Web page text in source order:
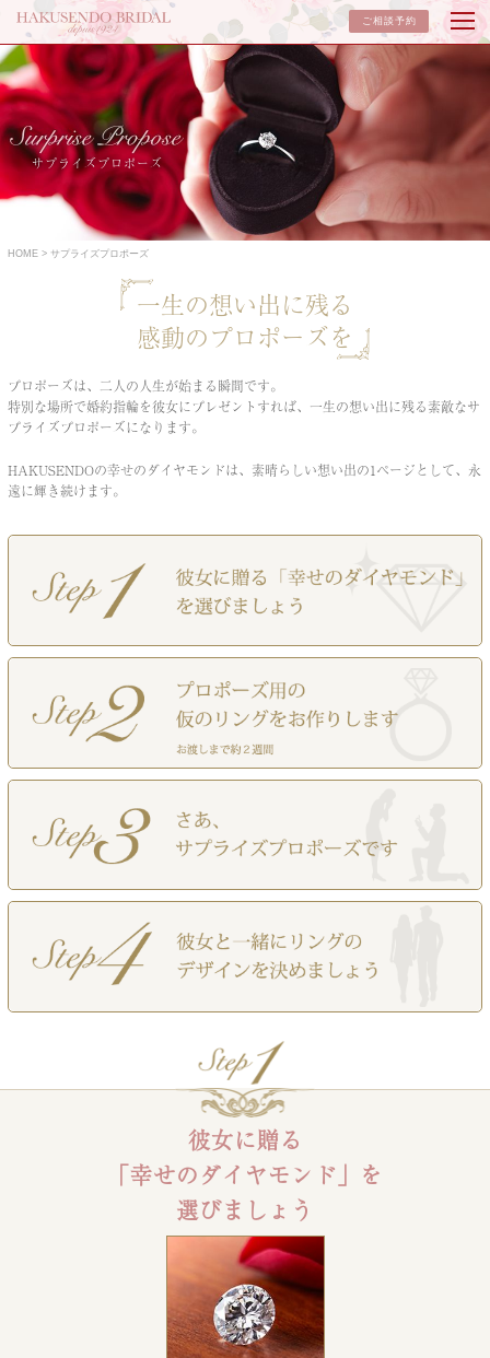
ご相談予約
HOME サプライズプロポーズ
サプライズプロポーズ
一生の想い出に残る
感動のプロポーズを
プロポーズは、二人の人生が始まる瞬間です。
特別な場所で婚約指輪を彼女にプレゼントすれば、 一生の想い出に残る素敵なサ
プライズプロポーズになります。
HAKUSENDOの幸せのダイヤモンドは、 素晴らしい想い出の1ページとして、永
遠に輝き続けます。
彼女に贈る
「幸せのダイヤモンド」を
選びましょう